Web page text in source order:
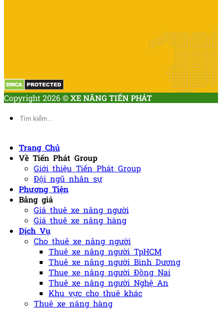
Copyright 2026 ©XE NÂNG TIẾN PHÁT
Tìm
Trang Chủ
Về Tiến Phát Group
Giới thiệu Tiến Phát Group
Đội ngũ nhân sự
Phương Tiện
Bảng giá
Giá thuê xe nâng người
Giá thuê xe nâng hàng
Dịch Vụ
Cho thuê xe nâng người
Thuê xe nâng người TpHCM
Thuê xe nâng người Bình Dương
Thue xe nâng người Đồng Nai
Thuê xe nâng người Nghệ An
Khu vực cho thuê khác
Thuê xe nâng hàng